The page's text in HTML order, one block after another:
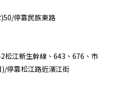
停靠民族東路
松江新生幹線、643、676、市
停靠松江路近濱江街